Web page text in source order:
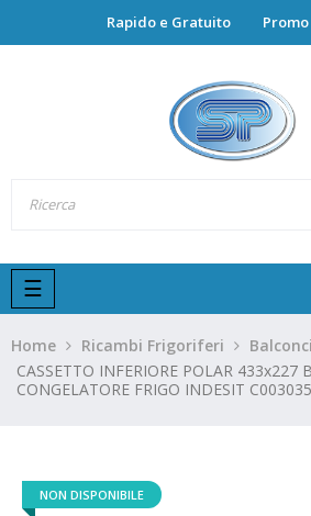
Rapido e Gratuito Promo
navigazione
Toggle
☰
Home Ricambi Frigoriferi
CASSETTO INFERIORE POLAR 433x227
CONGELATORE FRIGO INDESIT
NON DISPONIBILE